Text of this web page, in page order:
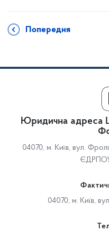
Попередня
Юридична адреса
04070, м. Київ, вул.
04070, м. Київ,